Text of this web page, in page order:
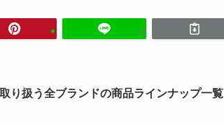
り扱う全ブランドの商品ラインナップ一覧